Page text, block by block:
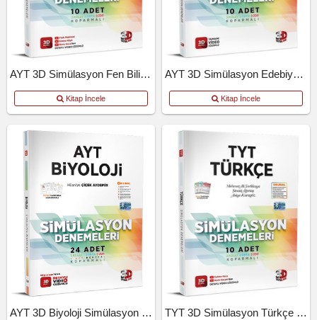
AYT 3D Simülasyon Fen Bilimleri Denemeleri
Kitap İncele
AYT 3D Simülasyon Edebiyat Tarih Coğrafya Denemeleri
Kitap İncele
AYT 3D Biyoloji Simülasyon Denemeleri TYT 3D Simülasyon Türkçe Denemeleri